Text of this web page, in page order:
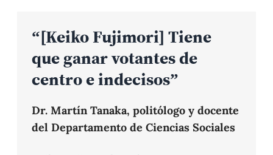
“[Keiko Fujimori] Tiene
que ganar votantes de
centro e indecisos”
Dr. Martín Tanaka, politólogo y docente
del Departamento de Ciencias Sociales